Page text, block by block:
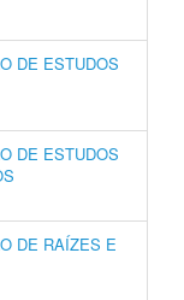
DE ESTUDOS
DE ESTUDOS
DE RAÍZES E